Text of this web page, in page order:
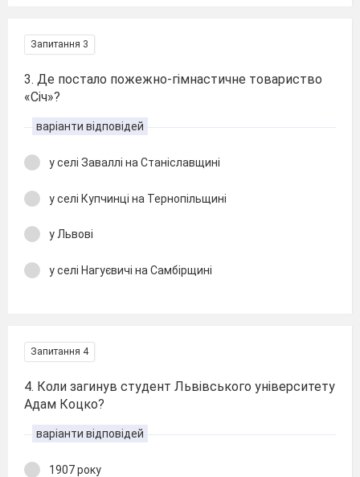
Запитання 3
3. Де постало пожежно-гімнастичне товариство
«Січ»?
варіанти відповідей
у селі Заваллі на Станіславщині
у селі Купчинці на Тернопільщині
у Львові
у селі Нагуєвичі на Самбірщині
Запитання 4
4. Коли загинув студент Львівського університету
Адам Коцко?
варіанти відповідей
1907 року